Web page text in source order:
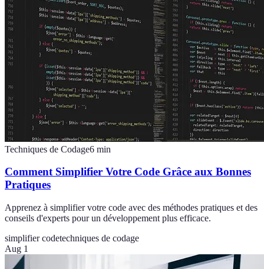
Techniques de Codage6 min
Comment Simplifier Votre Code Grâce aux Bonnes
Pratiques
Apprenez à simplifier votre code avec des méthodes pratiques et des
conseils d'experts pour un développement plus efficace.
simplifier codetechniques de codage
Aug 1